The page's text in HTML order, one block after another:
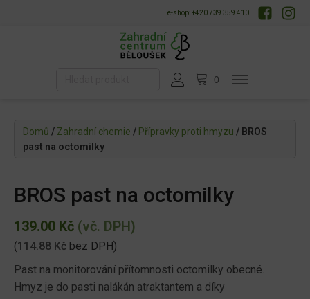
e-shop: +420 739 359 410
Domů / Zahradní chemie / Přípravky proti hmyzu / BROS
past na octomilky
BROS past na octomilky
139.00 Kč (vč. DPH)
(114.88 Kč bez DPH)
Past na monitorování přítomnosti octomilky obecné.
Hmyz je do pasti nalákán atraktantem a díky